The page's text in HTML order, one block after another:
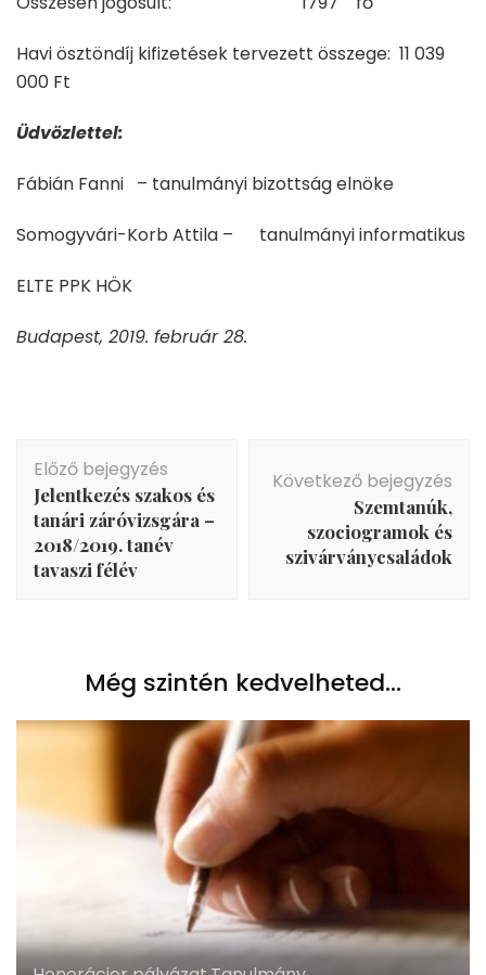
Havi ösztöndíj kifizetések tervezett összege: 11 039
000 Ft
Üdvözlettel:
Fábián Fanni – tanulmányi bizottság elnöke
Somogyvári-Korb Attila – tanulmányi informatikus
ELTE PPK HÖK
Budapest, 2019. február 28.
Bejegyzés
navigáció
Előző bejegyzés
Jelentkezés szakos és
tanári záróvizsgára –
2018/2019. tanév
tavaszi félév
Következő bejegyzés
Szemtanúk,
szociogramok és
szivárványcsaládok
Még szintén kedvelheted...